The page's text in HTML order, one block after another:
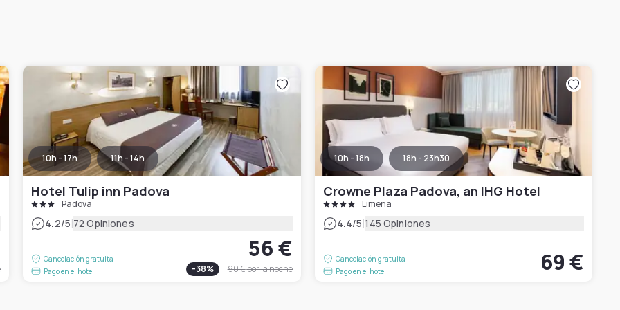
10h - 17h 11h - 14h
Hotel Tulip inn Padova
Padova
4.2/5|72 Opiniones
Cancelación gratuita
Pago en el hotel
56 €
-38% 90 €por la noche
10h - 18h 18h - 23h30
Crowne Plaza Padova, an IHG Hotel
Limena
4.4/5|145 Opiniones
Cancelación gratuita
Pago en el hotel
69 €